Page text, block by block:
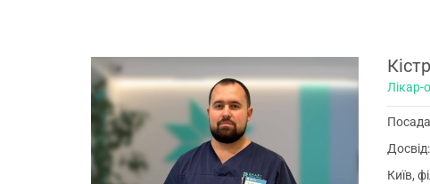
Лікар-
Київ,